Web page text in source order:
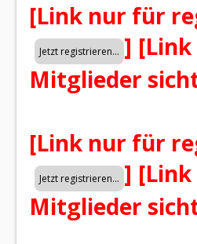
[Link nur für
]
Mitglieder
[Link nur für
]
Mitglieder